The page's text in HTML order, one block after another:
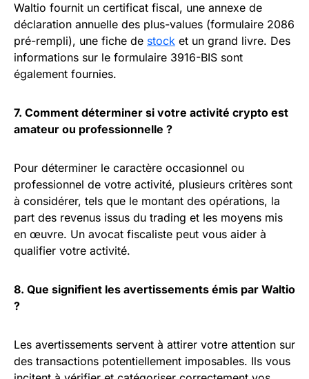
Waltio fournit un certificat fiscal, une annexe de
déclaration annuelle des plus-values (formulaire 2086
pré-rempli), une fiche de stock et un grand livre. Des
informations sur le formulaire 3916-BIS sont
également fournies.
7. Comment déterminer si votre activité crypto est
amateur ou professionnelle ?
Pour déterminer le caractère occasionnel ou
professionnel de votre activité, plusieurs critères sont
à considérer, tels que le montant des opérations, la
part des revenus issus du trading et les moyens mis
en œuvre. Un avocat fiscaliste peut vous aider à
qualifier votre activité.
8. Que signifient les avertissements émis par Waltio
?
Les avertissements servent à attirer votre attention sur
des transactions potentiellement imposables. Ils vous